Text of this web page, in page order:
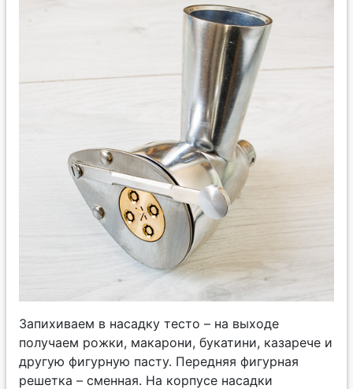
Запихиваем в насадку тесто – на выходе
получаем рожки, макарони, букатини, казарече и
другую фигурную пасту. Передняя фигурная
решетка – сменная. На корпусе насадки